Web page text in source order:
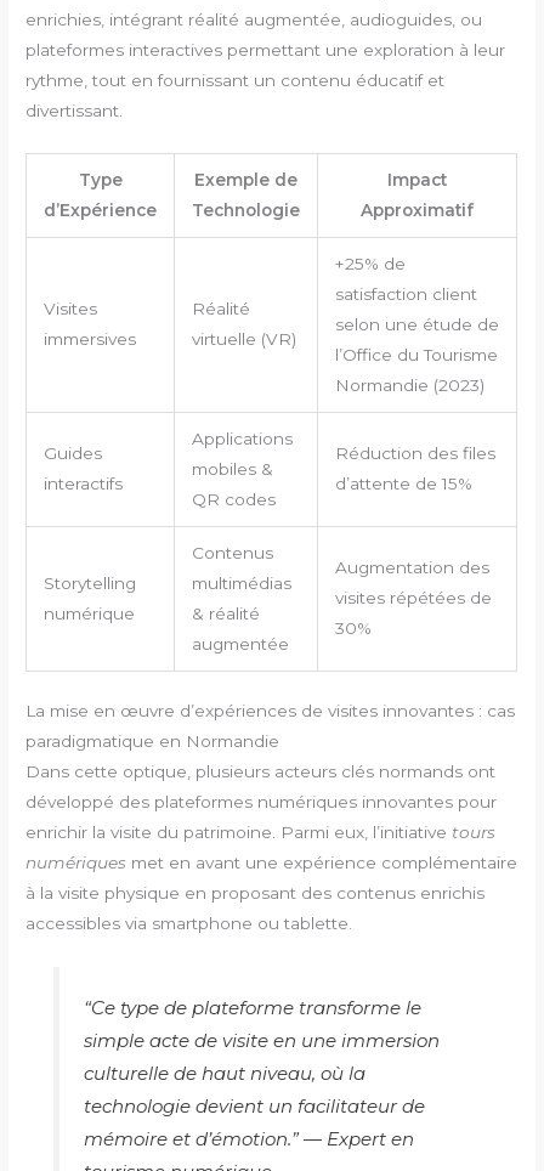
enrichies, intégrant réalité augmentée, audioguides, ou
plateformes interactives permettant une exploration à leur
rythme, tout en fournissant un contenu éducatif et
divertissant.
Type
d’Expérience
Exemple de
Technologie
Impact
Approximatif
Visites
immersives
Réalité
virtuelle (VR)
+25% de
satisfaction client
selon une étude de
l’Office du Tourisme
Normandie (2023)
Guides
interactifs
Applications
mobiles &
QR codes
Réduction des files
d’attente de 15%
Storytelling
numérique
Contenus
multimédias
& réalité
augmentée
Augmentation des
visites répétées de
30%
La mise en œuvre d’expériences de visites innovantes : cas
paradigmatique en Normandie
Dans cette optique, plusieurs acteurs clés normands ont
développé des plateformes numériques innovantes pour
enrichir la visite du patrimoine. Parmi eux, l’initiative tours
numériques met en avant une expérience complémentaire
à la visite physique en proposant des contenus enrichis
accessibles via smartphone ou tablette.
“Ce type de plateforme transforme le
simple acte de visite en une immersion
culturelle de haut niveau, où la
technologie devient un facilitateur de
mémoire et d’émotion.” — Expert en